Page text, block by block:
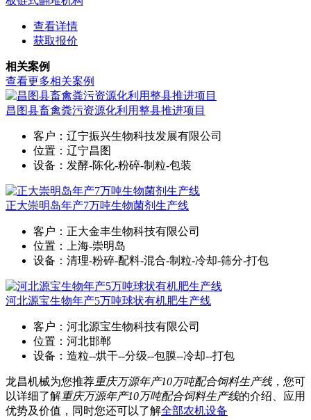
查看详情
获取报价
相关案例
查看更多相关案例
昌图县畜禽粪污资源化利用整县推进项目
客户：辽宁振兴生物科技发展有限公司
位置：辽宁昌图
设备：发酵-陈化-粉碎-制粒-包装
正大崇明岛年产7万吨生物菌剂生产线
客户：正大金丰生物科技有限公司
位置：上海-崇明岛
设备：清理-粉碎-配料-混合-制粒-冷却-筛分-打包
河北源宝生物年产5万吨球状有机肥生产线
客户：河北源宝生物科技有限公司
位置：河北邯郸
设备：造粒--烘干--分级--包膜--冷却--打包
龙昌机械为您推荐重庆万源年产10万吨配合饲料生产线，您可
以详细了解重庆万源年产10万吨配合饲料生产线的介绍、应用
优势及价值，同时您还可以了解全部农机设备